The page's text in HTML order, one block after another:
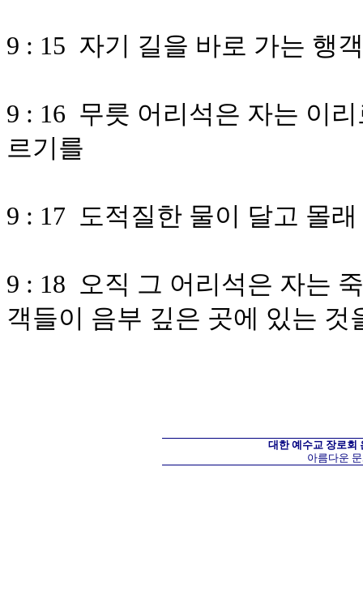
9 : 15 자기 길을 바로 가는 행
9 : 16 무릇 어리석은 자는 이
르기를
9 : 17 도적질한 물이 달고 몰
9 : 18 오직 그 어리석은 자는
객들이 음부 깊은 곳에 있는 것
대한 예수교 장로회
아름다운